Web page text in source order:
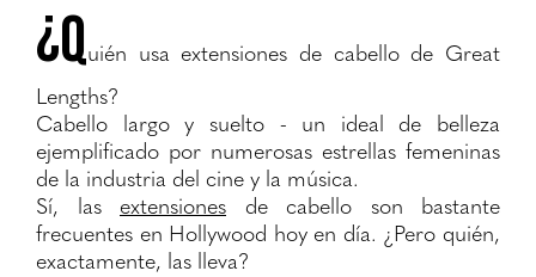
¿Quién usa extensiones de cabello de Great
Lengths?
Cabello largo y suelto - un ideal de belleza
ejemplificado por numerosas estrellas femeninas
de la industria del cine y la música.
Sí, las extensiones de cabello son bastante
frecuentes en Hollywood hoy en día. ¿Pero quién,
exactamente, las lleva?